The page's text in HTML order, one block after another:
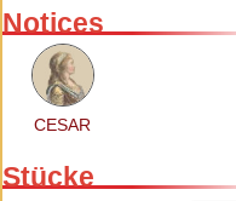
Notices
CESAR
Stücke